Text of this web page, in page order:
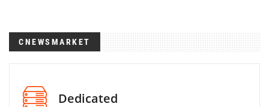
CNEWSMARKET
Dedicated